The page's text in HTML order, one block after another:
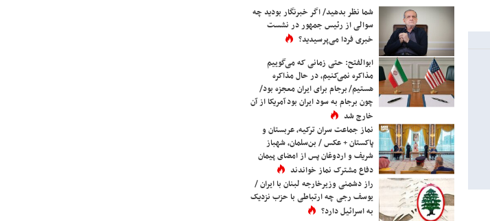
شما نظر بدهید/ اگر خبرنگار بودید چه
سوالی از رئیس جمهور در نشست
خبری فردا می‌پرسیدید؟
ابوالفتح: حتی زمانی که می‌گوییم
مذاکره نمی‌کنیم، در حال مذاکره
هستیم/ برجام برای ایران معجزه بود/
چون برجام به سود ایران بود آمریکا از آن
خارج شد
نماز جماعت سران ترکیه، عربستان و
پاکستان + عکس / بن‌سلمان، شهباز
شریف و اردوغان پس از امضای پیمان
دفاع مشترک نماز خواندند
راز دشمنی وزیرخارجه لبنان با ایران /
یوسف رجی چه ارتباطی با حزب نزدیک
به اسرائیل دارد؟